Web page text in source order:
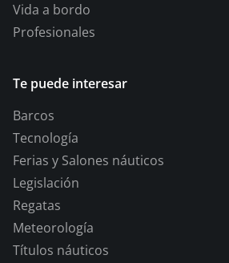
Vida a bordo
Profesionales
Te puede interesar
Barcos
Tecnología
Ferias y Salones náuticos
Legislación
Regatas
Meteorología
Títulos náuticos